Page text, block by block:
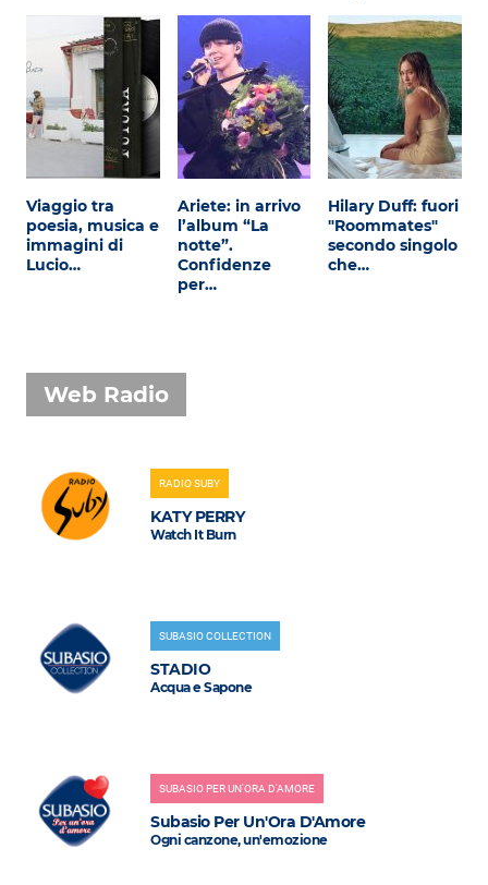
Viaggio tra
poesia, musica e
immagini di
Lucio…
Ariete: in arrivo
l’album “La
notte”.
Confidenze
per…
Hilary Duff: fuori
"Roommates"
secondo singolo
che…
Web Radio
RADIO SUBY
KATY PERRY
Watch It Burn
SUBASIO COLLECTION
STADIO
Acqua e Sapone
SUBASIO PER UN'ORA D'AMORE
Subasio Per Un'Ora D'Amore
Ogni canzone, un'emozione